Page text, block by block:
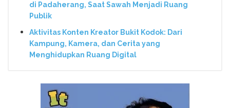
di Padaherang, Saat Sawah Menjadi Ruang
Publik
Aktivitas Konten Kreator Bukit Kodok: Dari
Kampung, Kamera, dan Cerita yang
Menghidupkan Ruang Digital